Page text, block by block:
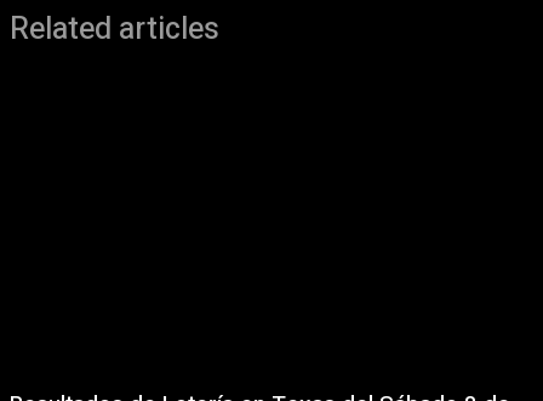
Related articles